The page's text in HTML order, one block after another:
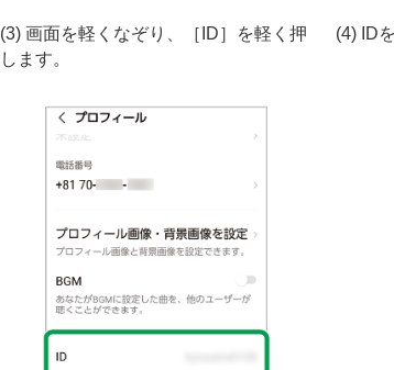
(3) 画面を軽くなぞり、［ID］を軽く押
します。
(4) ID